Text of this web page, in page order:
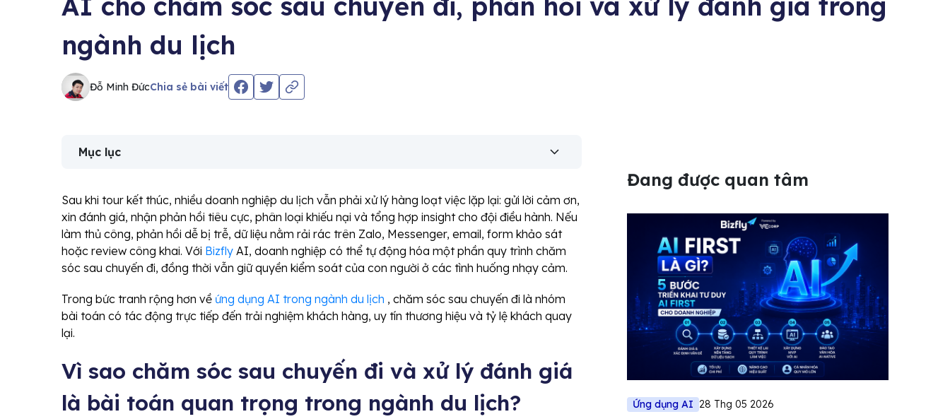
ngành du lịch
Đỗ Minh ĐứcChia sẻ bài viết
Mục lục
Sau khi tour kết thúc, nhiều doanh nghiệp du lịch vẫn phải xử lý hàng loạt việc lặp lại: gửi lời cảm ơn,
xin đánh giá, nhận phản hồi tiêu cực, phân loại khiếu nại và tổng hợp insight cho đội điều hành. Nếu
làm thủ công, phản hồi dễ bị trễ, dữ liệu nằm rải rác trên Zalo, Messenger, email, form khảo sát
hoặc review công khai. Với Bizfly AI, doanh nghiệp có thể tự động hóa một phần quy trình chăm
sóc sau chuyến đi, đồng thời vẫn giữ quyền kiểm soát của con người ở các tình huống nhạy cảm.
Trong bức tranh rộng hơn về ứng dụng AI trong ngành du lịch , chăm sóc sau chuyến đi là nhóm
bài toán có tác động trực tiếp đến trải nghiệm khách hàng, uy tín thương hiệu và tỷ lệ khách quay
lại.
Vì sao chăm sóc sau chuyến đi và xử lý đánh giá
là bài toán quan trọng trong ngành du lịch?
Đang được quan tâm
Ứng dụng AI 28 Thg 05 2026